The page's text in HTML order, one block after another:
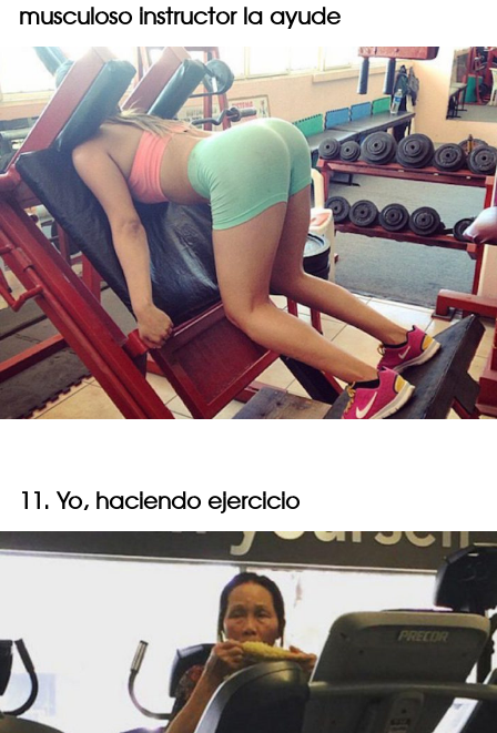
musculoso instructor la ayude
11. Yo, haciendo ejercicio